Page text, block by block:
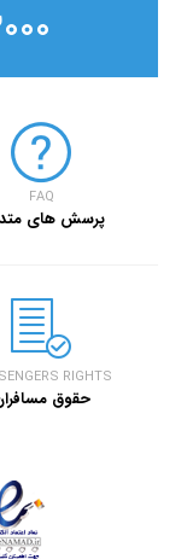
FAQ
پرسش های
RIGHTS
حقوق